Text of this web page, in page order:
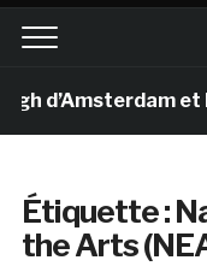
et
Étiquette :
the Arts